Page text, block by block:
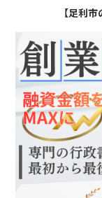
【足利